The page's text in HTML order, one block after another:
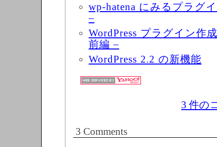
wp-hatena にみるプラグ
–
WordPress プラグイン作
前編 –
WordPress 2.2 の新機能
3 件の
3 Comments